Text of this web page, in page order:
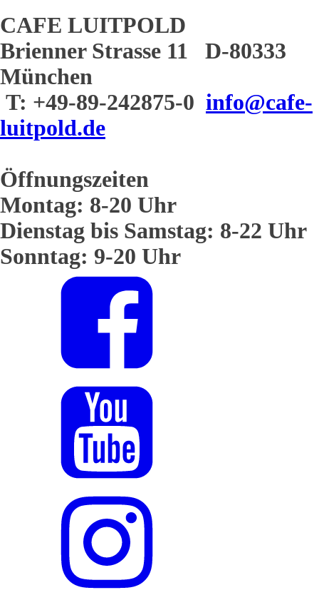
CAFE LUITPOLD
Brienner Strasse 11 D-80333
München
T: +49-89-242875-0 info@cafe-
luitpold.de
Öffnungszeiten
Montag: 8-20 Uhr
Dienstag bis Samstag: 8-22 Uhr
Sonntag: 9-20 Uhr